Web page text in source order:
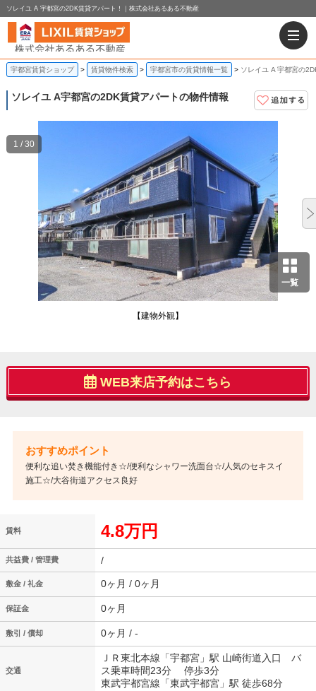
ソレイユ A 宇都宮の2DK賃貸アパート！｜株式会社あるある不動産
宇都宮賃貸ショップ 賃貸物件検索 宇都宮市の賃貸情報一覧 ソレイユ A 宇都宮の
ソレイユ A宇都宮の2DK賃貸アパートの物件情報
一覧
【建物外観】
1 / 30
WEB来店予約はこちら
便利な追い焚き機能付き☆/便利なシャワー洗面台☆/人気のセキスイ
施工☆/大谷街道アクセス良好
賃料 4.8万円
共益費 / 管理費 /
敷金 / 礼金 0ヶ月 / 0ヶ月
保証金 0ヶ月
敷引 / 償却 0ヶ月 / -
交通
ＪＲ東北本線「宇都宮」駅 山崎街道入口 バ
ス乗車時間23分 停歩3分
東武宇都宮線「東武宇都宮」駅 徒歩68分